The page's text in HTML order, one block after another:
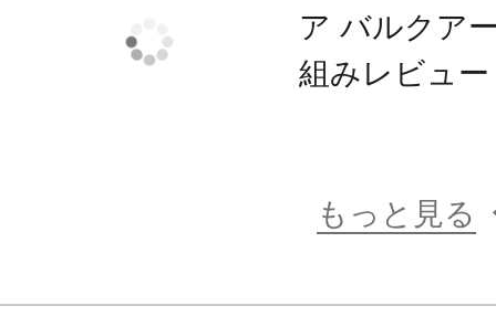
■全身のヘキサグラムシステムによ
自由に組み合わせて様々なシルエッ
ア バルクア
組みレビュー
もっと見る